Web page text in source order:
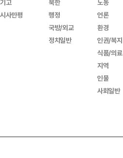
기고
시사만평
북한
행정
국방/외교
정치일반
노동
언론
환경
인권/복지
식품/의료
지역
인물
사회일반